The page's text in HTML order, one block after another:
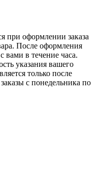
при оформлении заказа
После оформления
вами в течение часа.
указания вашего
только после
с понедельника по